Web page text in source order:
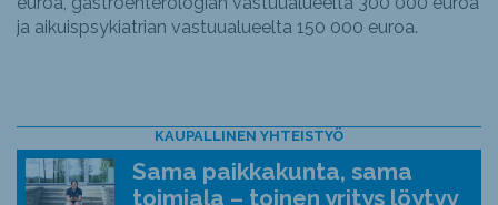
ja aikuispsykiatrian vastuualueelta 150 000 euroa.
KAUPALLINEN YHTEISTYÖ
Sama paikkakunta, sama
toimiala – toinen yritys löytyy